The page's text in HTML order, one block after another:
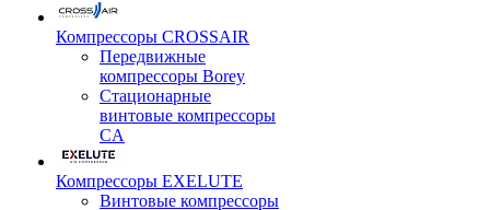
Компрессоры CROSSAIR
Передвижные
компрессоры Borey
Стационарные
винтовые компрессоры
CA
Компрессоры EXELUTE
Винтовые компрессоры